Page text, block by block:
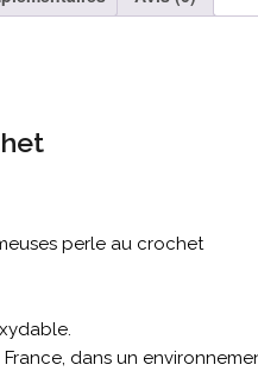
perle au crochet
dans un